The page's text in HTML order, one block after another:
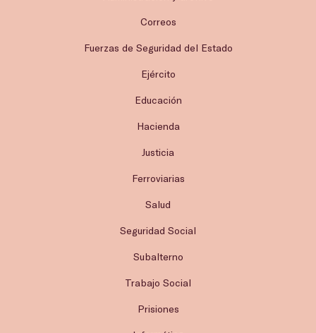
Correos
Fuerzas de Seguridad del Estado
Ejército
Educación
Hacienda
Justicia
Ferroviarias
Salud
Seguridad Social
Subalterno
Trabajo Social
Prisiones